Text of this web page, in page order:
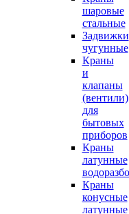
шаровые
стальные
Задвижки
чугунные
Краны
и
клапаны
(вентили)
для
бытовых
приборов
Краны
латунные
Краны
конусные
латунные